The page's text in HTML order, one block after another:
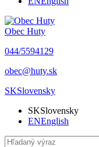
Obec Huty
​044/5594129
​obec@huty.sk
SKSlovensky
SKSlovensky
ENEnglish